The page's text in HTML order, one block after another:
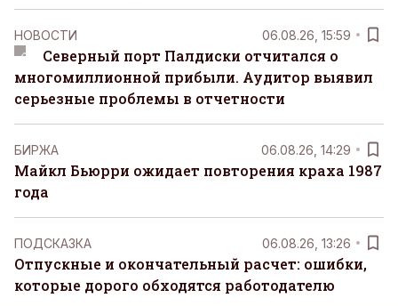
НОВОСТИ 06.08.26, 15:59
Северный порт Палдиски отчитался о
многомиллионной прибыли. Аудитор выявил
серьезные проблемы в отчетности
БИРЖА 06.08.26, 14:29
Майкл Бьюрри ожидает повторения краха 1987
года
ПОДСКАЗКА 06.08.26, 13:26
Отпускные и окончательный расчет: ошибки,
которые дорого обходятся работодателю